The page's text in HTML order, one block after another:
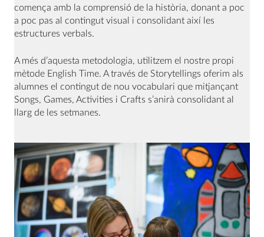
comença amb la comprensió de la història, donant a poc
a poc pas al contingut visual i consolidant així les
estructures verbals.
A més d’aquesta metodologia, utilitzem el nostre propi
mètode English Time. A través de Storytellings oferim als
alumnes el contingut de nou vocabulari que mitjançant
Songs, Games, Activities i Crafts s’anirà consolidant al
llarg de les setmanes.